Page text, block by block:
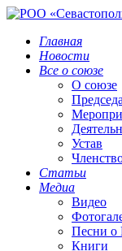
Главная
Новости
Все о союзе
О союзе
Устав
Статьи
Медиа
Видео
Песни
Книги